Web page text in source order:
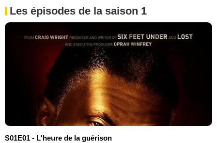
Les épisodes de la saison 1
S01E01 - L'heure de la guérison